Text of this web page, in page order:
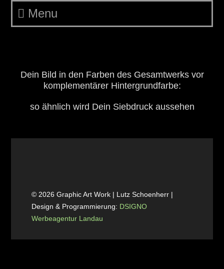
Menu
Dein Bild in den Farben des Gesamtwerks vor
komplementärer Hintergrundfarbe:
so ähnlich wird Dein Siebdruck aussehen
© 2026 Graphic Art Work | Lutz Schoenherr |
Design & Programmierung: DSIGNO
Werbeagentur Landau